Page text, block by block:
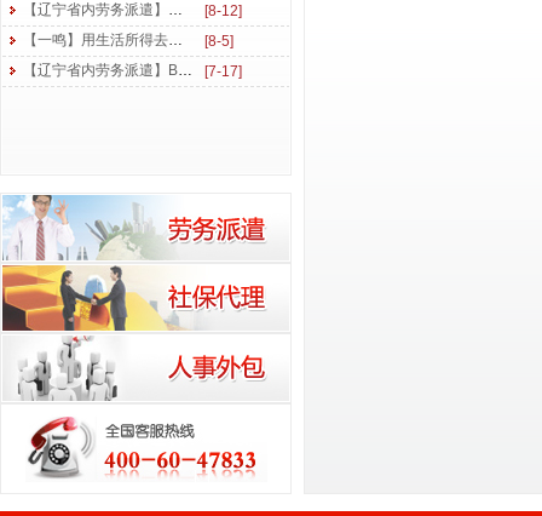
【辽宁省内劳务派遣】丝丝关怀心温暖 香甜瓜果送清凉
[8-12]
【一鸣】用生活所得去读书 用学习所得去工作
[8-5]
【辽宁省内劳务派遣】BQ开启 勇创佳绩 | 东北一鸣6月拓展培训后续盘点
[7-17]